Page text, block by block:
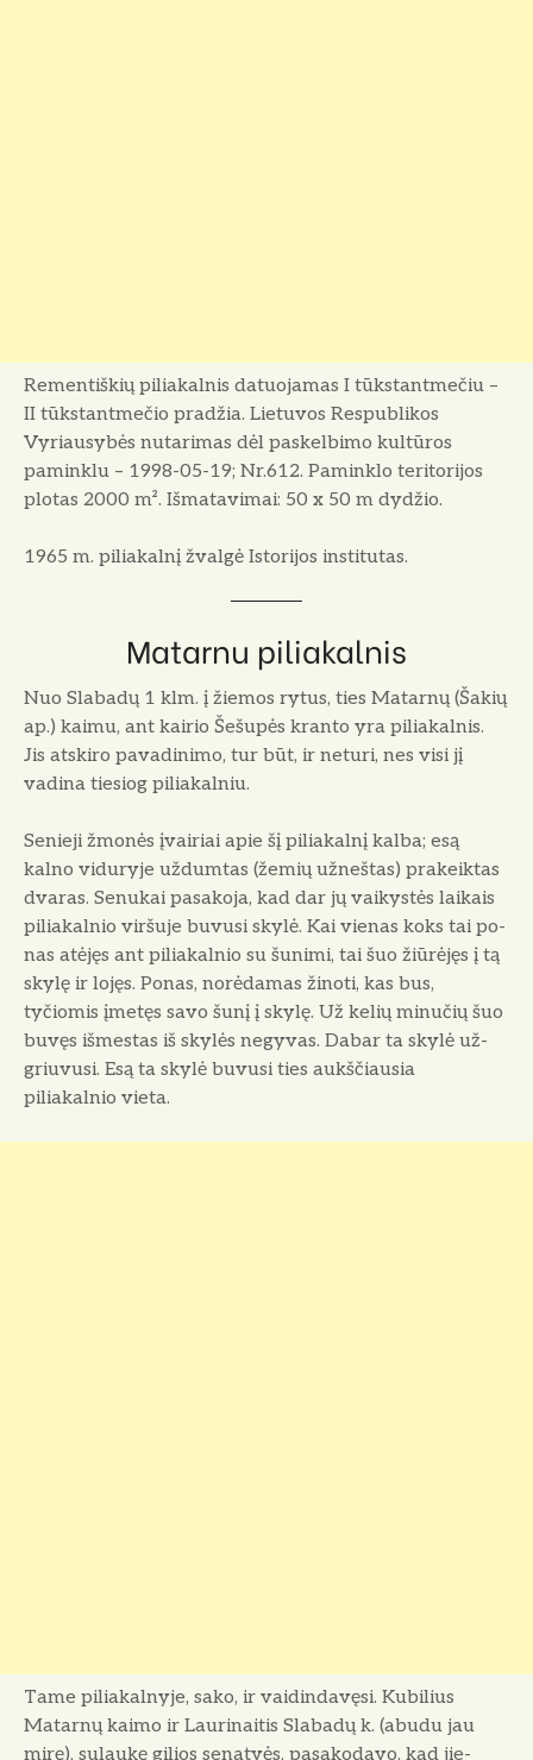
Rementiškių piliakalnis datuojamas I tūkstantmečiu –
II tūkstantmečio pradžia. Lietuvos Respublikos
Vyriausybės nutarimas dėl paskelbimo kultūros
paminklu – 1998-05-19; Nr.612. Paminklo teritorijos
plotas 2000 m². Išmatavimai: 50 x 50 m dydžio.
1965 m. piliakalnį žvalgė Istorijos institutas.
Matarnu piliakalnis
Nuo Slabadų 1 klm. į žiemos rytus, ties Matarnų (Šakių
ap.) kaimu, ant kairio Šešupės kran­to yra piliakalnis.
Jis atskiro pa­vadinimo, tur būt, ir neturi, nes visi jį
vadina tiesiog piliakalniu.
Senieji žmonės įvairiai apie šį piliakalnį kalba; esą
kalno vi­duryje uždumtas (žemių užneš­tas) prakeiktas
dvaras. Senukai pasakoja, kad dar jų vaikystės laikais
piliakalnio viršuje buvusi skylė. Kai vienas koks tai po­
nas atėjęs ant piliakalnio su šu­nimi, tai šuo žiūrėjęs į tą
skylę ir lojęs. Ponas, norėdamas ži­noti, kas bus,
tyčiomis įmetęs savo šunį į skylę. Už kelių mi­nučių šuo
buvęs išmestas iš skylės negyvas. Dabar ta skylė už­
griuvusi. Esą ta skylė buvusi ties aukščiausia
piliakalnio vieta.
Tame piliakalnyje, sako, ir vai­dindavęsi. Kubilius
Matarnų kaimo ir Laurinaitis Slabadų k. (abudu jau
mirę), sulaukę gilios senatvės, pasakodavo, kad jie­